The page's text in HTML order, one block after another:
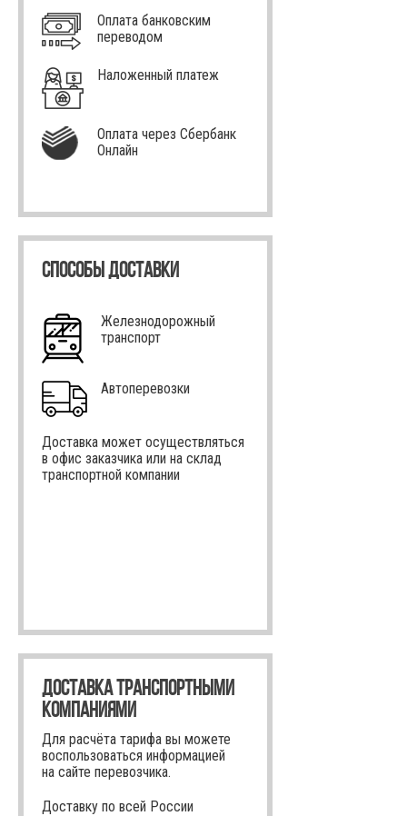
Оплата банковским
переводом
Наложенный платеж
Оплата через Сбербанк
Онлайн
СПОСОБЫ ДОСТАВКИ
Железнодорожный
транспорт
Автоперевозки
Доставка может осуществляться
в офис заказчика или на склад
транспортной компании
ДОСТАВКА ТРАНСПОРТНЫМИ
КОМПАНИЯМИ
Для расчёта тарифа вы можете
воспользоваться информацией
на сайте перевозчика.
Доставку по всей России